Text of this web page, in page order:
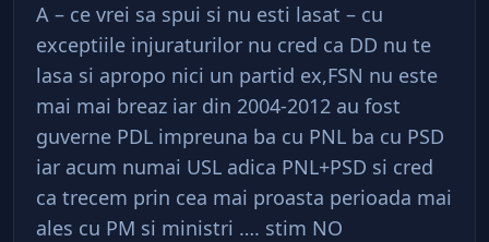
A – ce vrei sa spui si nu esti lasat – cu
exceptiile injuraturilor nu cred ca DD nu te
lasa si apropo nici un partid ex,FSN nu este
mai mai breaz iar din 2004-2012 au fost
guverne PDL impreuna ba cu PNL ba cu PSD
iar acum numai USL adica PNL+PSD si cred
ca trecem prin cea mai proasta perioada mai
ales cu PM si ministri …. stim NO